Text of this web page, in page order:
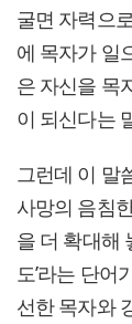
굴면 자력으
에 목자가 일
은 자신을 목
이 되신다는
그런데 이 말
사망의 음침
을 더 확대해
도’라는 단어
선한 목자와